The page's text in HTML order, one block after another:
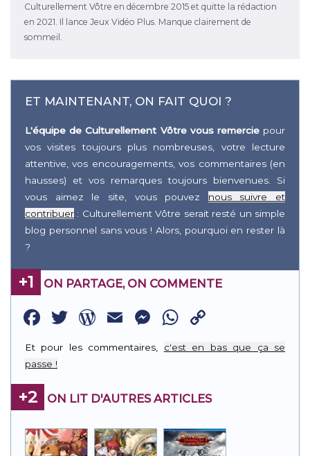
Culturellement Vôtre en décembre 2015 et quitte la rédaction
en 2021. Il lance Jeux Vidéo Plus. Manque clairement de
sommeil.
ET MAINTENANT, ON FAIT QUOI ?
L'équipe de Culturellement Vôtre vous remerciepour
vos visites toujours plus nombreuses, votre lecture
attentive, vos encouragements, vos commentaires (en
hausses) et vos remarques toujours bienvenues. Si
vous aimez le site, vous pouvez nous suivre et
contribuer : Culturellement Vôtre serait resté un simple
blog personnel sans vous ! Alors, pourquoi en rester là
?
+1 ON PARTAGE, ON COMMENTE
Facebook
Twitter
WordPress
EmailMessenger
WhatsApp
Link
Et pour les commentaires, c'est en bas que ça se
passe !
+2 ON LIT D'AUTRES ARTICLES